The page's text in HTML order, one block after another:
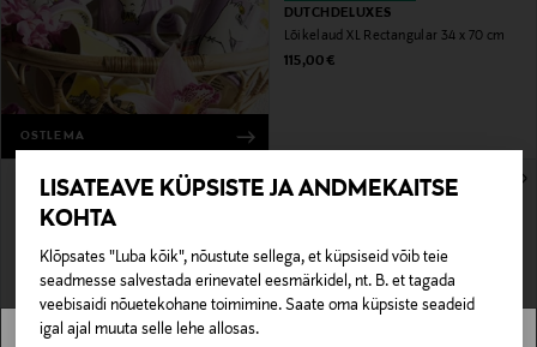
LISATEAVE KÜPSISTE JA ANDMEKAITSE
KOHTA
Klõpsates "Luba kõik", nõustute sellega, et küpsiseid võib teie
seadmesse salvestada erinevatel eesmärkidel, nt. B. et tagada
veebisaidi nõuetekohane toimimine. Saate oma küpsiste seadeid
igal ajal muuta selle lehe allosas.
OSTLEMA
DUTCHDELUXES
Lõikelaud XL Rectangular 34 x 70 cm
Original Price
115,00 €